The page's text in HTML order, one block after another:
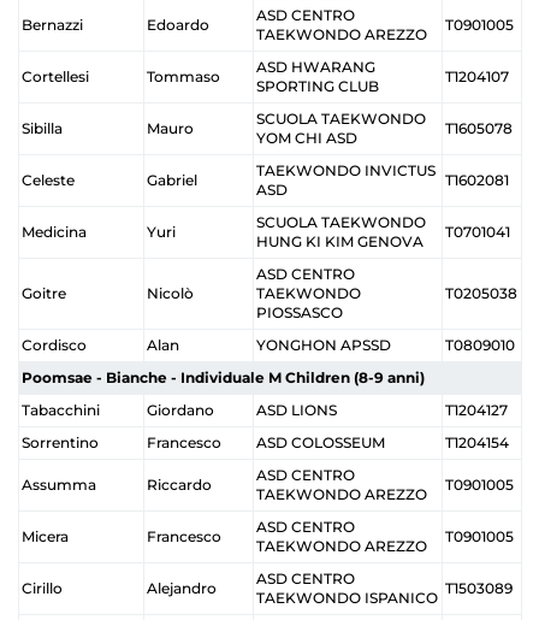
Bernazzi Edoardo
ASD CENTRO
TAEKWONDO AREZZO
T0901005
Cortellesi Tommaso
ASD HWARANG
SPORTING CLUB
T1204107
Sibilla Mauro
SCUOLA TAEKWONDO
YOM CHI ASD
T1605078
Celeste Gabriel
TAEKWONDO INVICTUS
ASD
T1602081
Medicina Yuri
SCUOLA TAEKWONDO
HUNG KI KIM GENOVA
T0701041
Goitre Nicolò
ASD CENTRO
TAEKWONDO
PIOSSASCO
T0205038
Cordisco Alan YONGHON APSSD
T0809010
Poomsae - Bianche - Individuale M Children (8-9 anni)
Tabacchini
Giordano ASD LIONS
T1204127
Sorrentino
Francesco ASD COLOSSEUM T1204154
Assumma Riccardo
ASD CENTRO
TAEKWONDO AREZZO
T0901005
Micera Francesco
ASD CENTRO
TAEKWONDO AREZZO
T0901005
Cirillo Alejandro
ASD CENTRO
TAEKWONDO ISPANICO
T1503089